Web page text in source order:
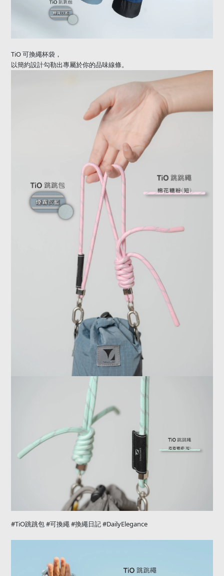
TiO可換繩杯袋，
以簡約設計勾勒出專屬於你的品味線條。
#TiO跳跳包#可換繩#換繩日記#DailyElegance